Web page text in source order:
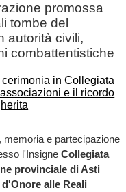
promossa
tombe del
autorità civili,
combattentistiche
memoria e partecipazione
l'Insigne Collegiata
provinciale di Asti
alle Reali